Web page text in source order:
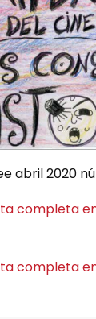
abril 2020
completa
completa